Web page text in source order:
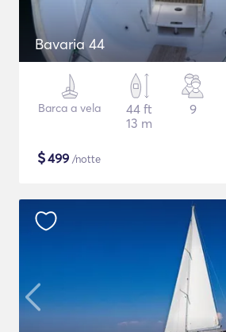
Bavaria 44
Barca a vela
44 ft
13 m
9
$499 /notte